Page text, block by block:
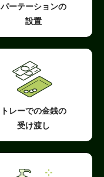
パーテーションの
設置
トレーでの金銭の
受け渡し